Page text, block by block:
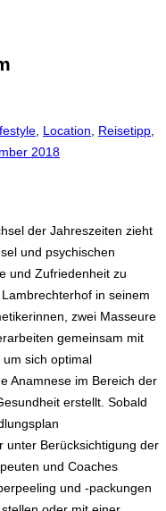
Location Reisetipp
2018
der Jahreszeiten zieht
und psychischen
und Zufriedenheit zu
in seinem
zwei Masseure
gemeinsam mit
sich optimal
Anamnese im Bereich der
erstellt. Sobald
unter Berücksichtigung der
und Coaches
und -packungen